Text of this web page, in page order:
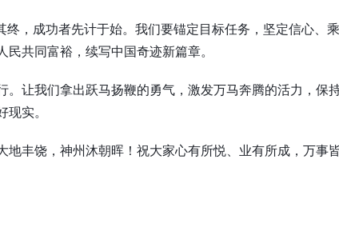
终，成功者先计于始。我们要锚定目标任务，坚定信心、
共同富裕，续写中国奇迹新篇章。
。让我们拿出跃马扬鞭的勇气，激发万马奔腾的活力，保
实。
丰饶，神州沐朝晖！祝大家心有所悦、业有所成，万事